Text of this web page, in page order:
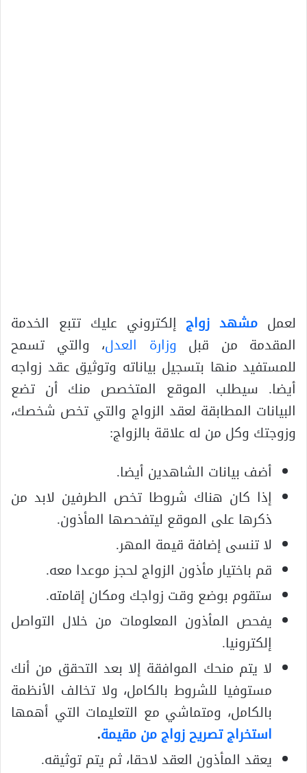
لعمل مشهد زواج إلكتروني عليك تتبع الخدمة
المقدمة من قبل وزارة العدل، والتي تسمح
للمستفيد منها بتسجيل بياناته وتوثيق عقد زواجه
أيضا. سيطلب الموقع المتخصص منك أن تضع
البيانات المطابقة لعقد الزواج والتي تخص شخصك،
وزوجتك وكل من له علاقة بالزواج:
أضف بيانات الشاهدين أيضا.
إذا كان هناك شروطا تخص الطرفين لابد من
ذكرها على الموقع ليتفحصها المأذون.
لا تنسى إضافة قيمة المهر.
قم باختيار مأذون الزواج لحجز موعدا معه.
ستقوم بوضع وقت زواجك ومكان إقامته.
يفحص المأذون المعلومات من خلال التواصل
إلكترونيا.
لا يتم منحك الموافقة إلا بعد التحقق من أنك
مستوفيا للشروط بالكامل، ولا تخالف الأنظمة
بالكامل، ومتماشي مع التعليمات التي أهمها
استخراج تصريح زواج من مقيمة.
يعقد المأذون العقد لاحقا، ثم يتم توثيقه.